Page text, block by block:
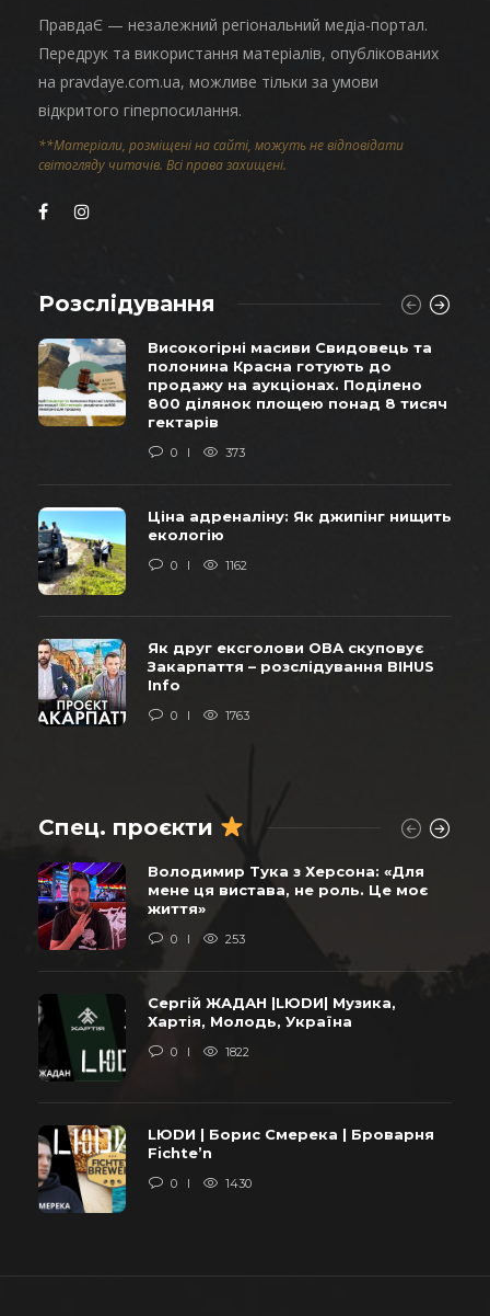
ПравдаЄ — незалежний регіональний медіа-портал.
Передрук та використання матеріалів, опублікованих
на pravdaye.com.ua, можливе тільки за умови
відкритого гіперпосилання.
**Матеріали, розміщені на сайті, можуть не відповідати
світогляду читачів. Всі права захищені.
Розслідування
Високогірні масиви Свидовець та
полонина Красна готують до
продажу на аукціонах. Поділено
800 ділянок площею понад 8 тисяч
гектарів
0 373
Ціна адреналіну: Як джипінг нищить
екологію
0 1162
Як друг ексголови ОВА скуповує
Закарпаття – розслідування BIHUS
Info
0 1763
Спец. проєкти
Володимир Тука з Херсона: «Для
мене ця вистава, не роль. Це моє
життя»
0 253
Сергій ЖАДАН |LЮDИ| Музика,
Хартія, Молодь, Україна
0 1822
LЮDИ | Борис Смерека | Броварня
Fichte’n
0 1430